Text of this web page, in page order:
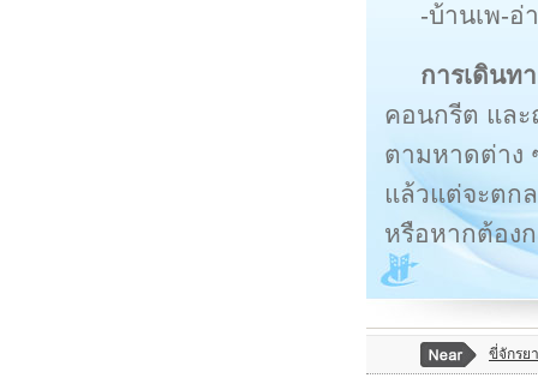
-บ้านเพ-อ่
การเดินท
คอนกรีต และ
ตามหาดต่าง
แล้วแต่จะตก
หรือหากต้อง
ขี่จักรย